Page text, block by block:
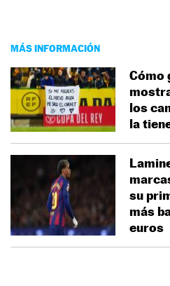
MÁS INFORMACIÓN
Cómo
los
la
su
más
euros